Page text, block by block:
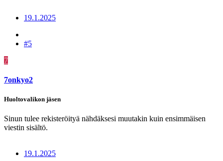
19.1.2025
#5
7
7onkyo2
Huoltovalikon jäsen
Sinun tulee rekisteröityä nähdäksesi muutakin kuin ensimmäisen
viestin sisältö.
19.1.2025